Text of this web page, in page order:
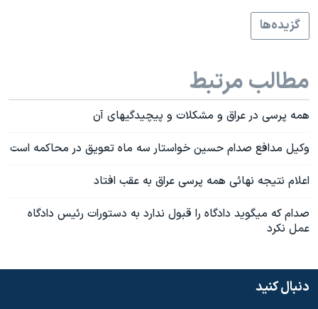
نرگس محمدی برنده جایزه نوبل صلح
صفحه‌های ویژه
سفر پرزیدنت ترامپ به چین
گزيده‌ها
مطالب مرتبط
همه پرسی در عراق و مشکلات و پيچيدگيهای آن
وکيل مدافع صدام حسين خواستار سه ماه تعويق در محاکمه است
اعلام نتيجه نهائی همه پرسی عراق به عقب افتاد
صدام که ميگويد دادگاه را قبول ندارد به دستورات رئيس دادگاه
عمل نکرد
دنبال کنید